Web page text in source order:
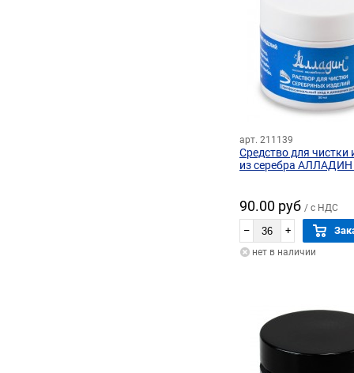
арт. 211139
Средство для чистки
из серебра
90.00 руб / с НДС
– +
нет в наличии